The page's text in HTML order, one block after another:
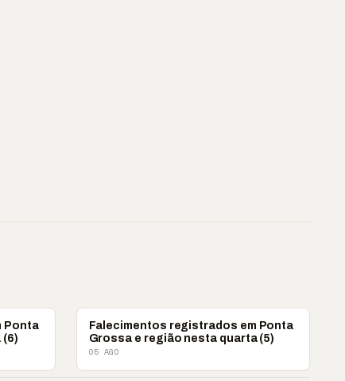
Ponta
OBITUÁRIO
Falecimentos registrados em Ponta
Grossa e região nesta quarta (5)
05 AGO